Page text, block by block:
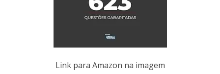
Link para Amazon na imagem